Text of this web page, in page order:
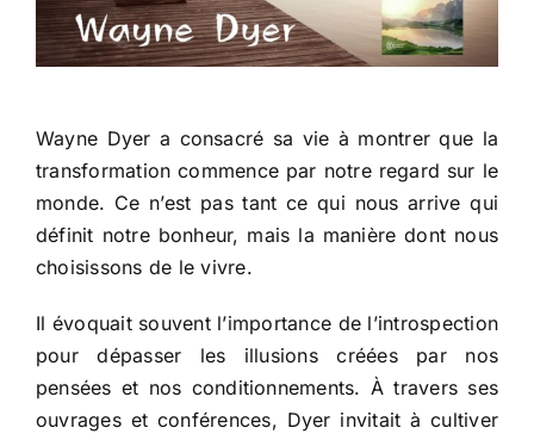
Wayne Dyer a consacré sa vie à montrer que la
transformation commence par notre regard sur le
monde. Ce n’est pas tant ce qui nous arrive qui
définit notre bonheur, mais la manière dont nous
choisissons de le vivre.
Il évoquait souvent l’importance de l’introspection
pour dépasser les illusions créées par nos
pensées et nos conditionnements. À travers ses
ouvrages et conférences, Dyer invitait à cultiver